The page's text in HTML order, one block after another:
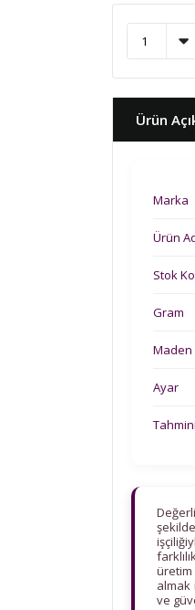
Ürün
Marka
Ürün
Stok
Gram
Maden
Ayar
üretim
almak
ve